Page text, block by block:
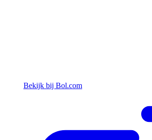
Bekijk bij Bol.com